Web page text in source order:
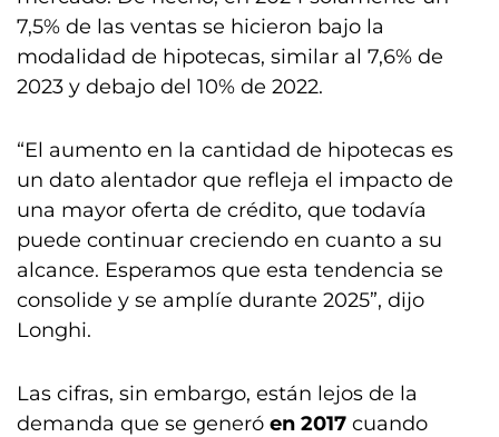
7,5% de las ventas se hicieron bajo la
modalidad de hipotecas, similar al 7,6% de
2023 y debajo del 10% de 2022.
“El aumento en la cantidad de hipotecas es
un dato alentador que refleja el impacto de
una mayor oferta de crédito, que todavía
puede continuar creciendo en cuanto a su
alcance. Esperamos que esta tendencia se
consolide y se amplíe durante 2025”, dijo
Longhi.
Las cifras, sin embargo, están lejos de la
demanda que se generó en 2017 cuando